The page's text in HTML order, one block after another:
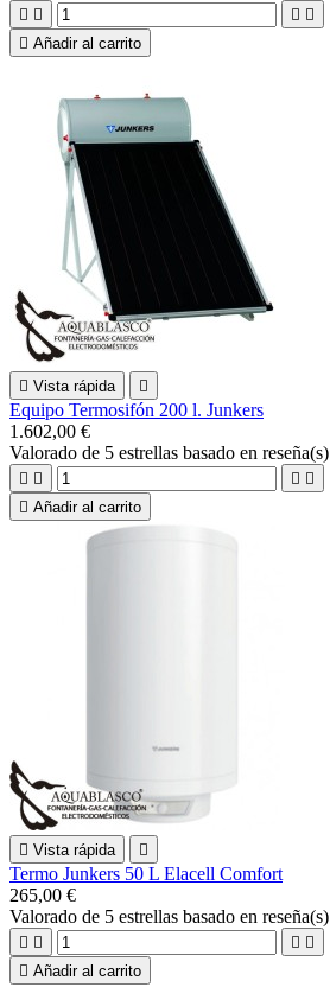
   
 Añadir al carrito
 Vista rápida 
Equipo Termosifón 200 l. Junkers
1.602,00 €
Valorado de 5 estrellas basado en reseña(s)
   
 Añadir al carrito
 Vista rápida 
Termo Junkers 50 L Elacell Comfort
265,00 €
Valorado de 5 estrellas basado en reseña(s)
   
 Añadir al carrito